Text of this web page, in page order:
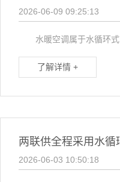
2026-06-09 09:25:13
水暖空调属于水循环式
了解详情 +
两联供全程采用水
2026-06-03 10:50:18